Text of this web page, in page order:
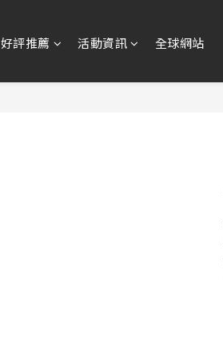
好評推薦 活動資訊 全球網站